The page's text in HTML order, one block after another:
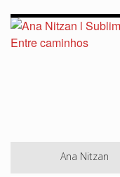
Ana Nitzan